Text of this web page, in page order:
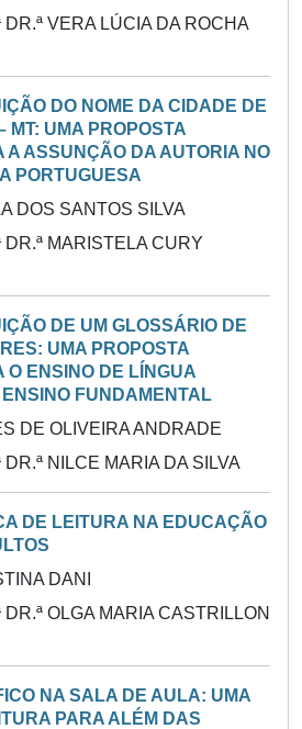
DR.ª VERA LÚCIA DA ROCHA
DO NOME DA CIDADE DE
MT: UMA PROPOSTA
A ASSUNÇÃO DA AUTORIA NO
PORTUGUESA
DOS SANTOS SILVA
DR.ª MARISTELA CURY
DE UM GLOSSÁRIO DE
UMA PROPOSTA
O ENSINO DE LÍNGUA
FUNDAMENTAL
DE OLIVEIRA ANDRADE
NILCE MARIA DA SILVA
DE LEITURA NA EDUCAÇÃO
DANI
DR.ª OLGA MARIA CASTRILLON
NA SALA DE AULA: UMA
PARA ALÉM DAS